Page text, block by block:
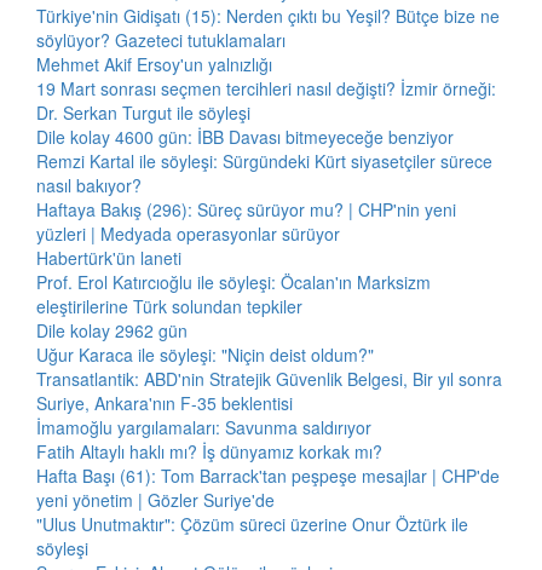
Türkiye'nin Gidişatı (15): Nerden çıktı bu Yeşil? Bütçe bize ne
söylüyor? Gazeteci tutuklamaları
Mehmet Akif Ersoy'un yalnızlığı
19 Mart sonrası seçmen tercihleri nasıl değişti? İzmir örneği:
Dr. Serkan Turgut ile söyleşi
Dile kolay 4600 gün: İBB Davası bitmeyeceğe benziyor
Remzi Kartal ile söyleşi: Sürgündeki Kürt siyasetçiler sürece
nasıl bakıyor?
Haftaya Bakış (296): Süreç sürüyor mu? | CHP'nin yeni
yüzleri | Medyada operasyonlar sürüyor
Habertürk'ün laneti
Prof. Erol Katırcıoğlu ile söyleşi: Öcalan'ın Marksizm
eleştirilerine Türk solundan tepkiler
Dile kolay 2962 gün
Uğur Karaca ile söyleşi: "Niçin deist oldum?"
Transatlantik: ABD'nin Stratejik Güvenlik Belgesi, Bir yıl sonra
Suriye, Ankara'nın F-35 beklentisi
İmamoğlu yargılamaları: Savunma saldırıyor
Fatih Altaylı haklı mı? İş dünyamız korkak mı?
Hafta Başı (61): Tom Barrack'tan peşpeşe mesajlar | CHP'de
yeni yönetim | Gözler Suriye'de
"Ulus Unutmaktır": Çözüm süreci üzerine Onur Öztürk ile
söyleşi